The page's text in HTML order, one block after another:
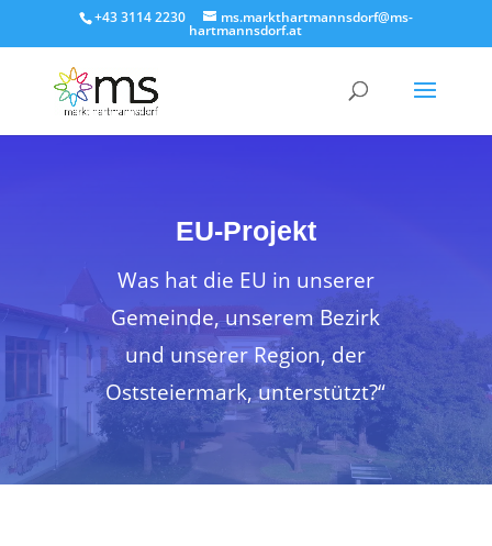
+43 3114 2230 ms.markthartmannsdorf@ms-
hartmannsdorf.at
EU-Projekt
Was hat die EU in unserer
Gemeinde, unserem Bezirk
und unserer Region, der
Oststeiermark, unterstützt?“